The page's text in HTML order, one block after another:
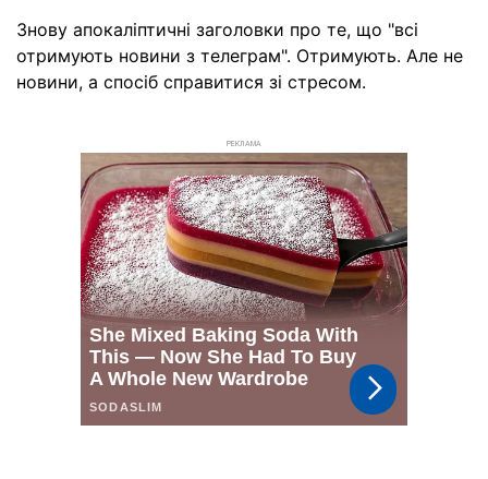
Знову апокаліптичні заголовки про те, що "всі
отримують новини з телеграм". Отримують. Але не
новини, а спосіб справитися зі стресом.
РЕКЛАМА